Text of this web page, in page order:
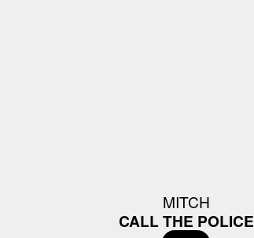
MITCH
CALL THE POLICE